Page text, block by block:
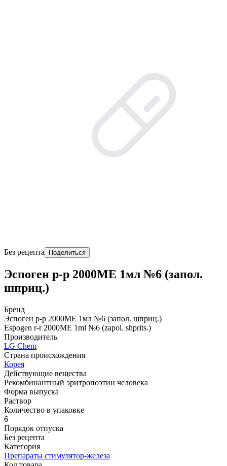
Без рецепта Поделиться
Эспоген р-р 2000МЕ 1мл №6 (запол.
шприц.)
Бренд
Эспоген р-р 2000МЕ 1мл №6 (запол. шприц.)
Espogen r-r 2000MЕ 1ml №6 (zapol. shprits.)
Производитель
LG Chem
Страна происхождения
Корея
Действующие вещества
Рекомбинантный эритропоэтин человека
Форма выпуска
Раствор
Количество в упаковке
6
Порядок отпуска
Без рецепта
Категория
Препараты стимулятор-железа